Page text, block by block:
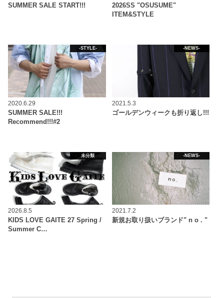
SUMMER SALE START!!!
2026SS "OSUSUME"
ITEM&STYLE
-STYLE-
2020.6.29
SUMMER SALE!!!
Recommend!!!#2
-NEWS-
2021.5.3
ゴールデンウィークも折り返し!!!
未分類
2026.8.5
KIDS LOVE GAITE 27 Spring /
Summer C…
-NEWS-
2021.7.2
新規お取り扱いブランド" n o . "